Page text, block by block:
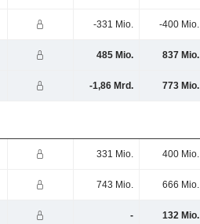
-331 Mio. -400 Mio.
485 Mio. 837 Mio.
-1,86 Mrd. 773 Mio.
331 Mio. 400 Mio.
743 Mio. 666 Mio.
- 132 Mio.